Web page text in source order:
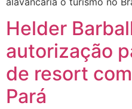
Helder
autorização
de resort
Pará